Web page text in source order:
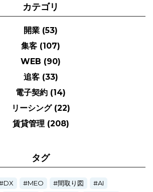
カテゴリ
開業 (53)
集客 (107)
WEB (90)
追客 (33)
電子契約 (14)
リーシング (22)
賃貸管理 (208)
タグ
DX MEO 間取り図
AI